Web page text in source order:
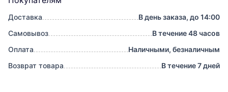
Доставка
В день заказа, до 14:00
Самовывоз
В течение 48 часов
Оплата
Наличными, безналичным
Возврат товара
В течение 7 дней